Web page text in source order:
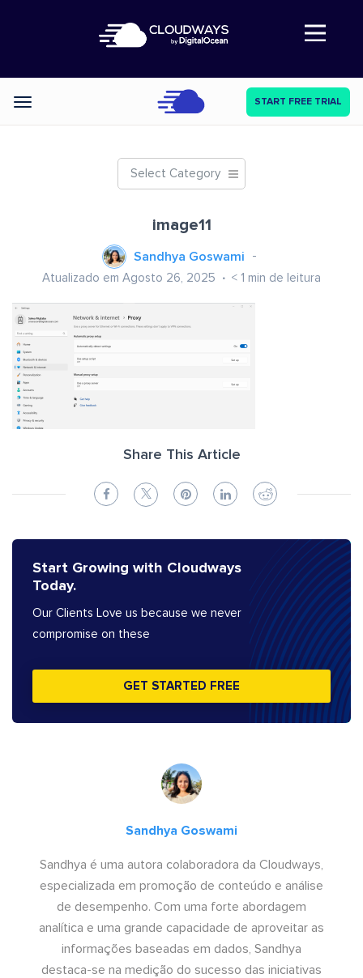
Abre a navegação
Categories START FREE TRIAL
Select Category
image11
Sandhya Goswami
Atualizado em Agosto 26, 2025 < 1 min de leitura
Share This Article
Start Growing with Cloudways
Today.
Our Clients Love us because we never
compromise on these
GET STARTED FREE
Sandhya Goswami
Sandhya é uma autora colaboradora da Cloudways,
especializada em promoção de conteúdo e análise
de desempenho. Com uma forte abordagem
analítica e uma grande capacidade de aproveitar as
informações baseadas em dados, Sandhya
destaca-se na medição do sucesso das iniciativas